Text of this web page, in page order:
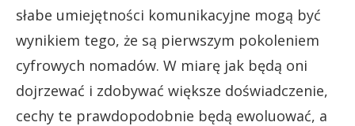
słabe umiejętności komunikacyjne mogą być
wynikiem tego, że są pierwszym pokoleniem
cyfrowych nomadów. W miarę jak będą oni
dojrzewać i zdobywać większe doświadczenie,
cechy te prawdopodobnie będą ewoluować, a